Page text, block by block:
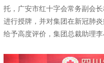
托，广安市红十字会常务副会
进行授牌，并对集团在新冠肺
给予高度评价，集团总裁助理